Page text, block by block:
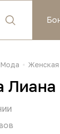
Мода
Лиана